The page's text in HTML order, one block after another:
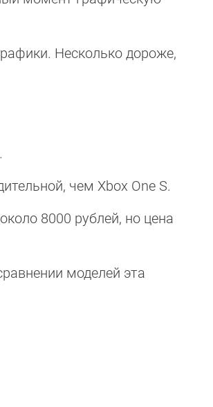
Несколько дороже,
чем Xbox One S.
8000 рублей, но цена
моделей эта